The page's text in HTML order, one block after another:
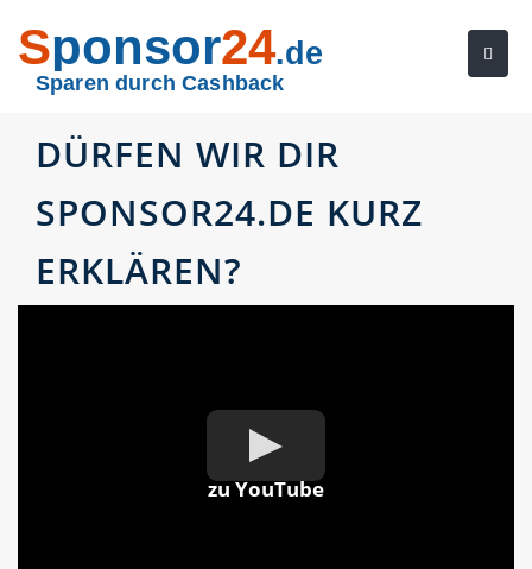
Sponsor24.de
Sparen durch Cashback
DÜRFEN WIR DIR
SPONSOR24.DE KURZ
ERKLÄREN?